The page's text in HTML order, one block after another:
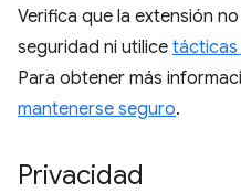
Verifica que la extensión
seguridad ni utilice tácticas
Para obtener más
mantenerse seguro.
Privacidad